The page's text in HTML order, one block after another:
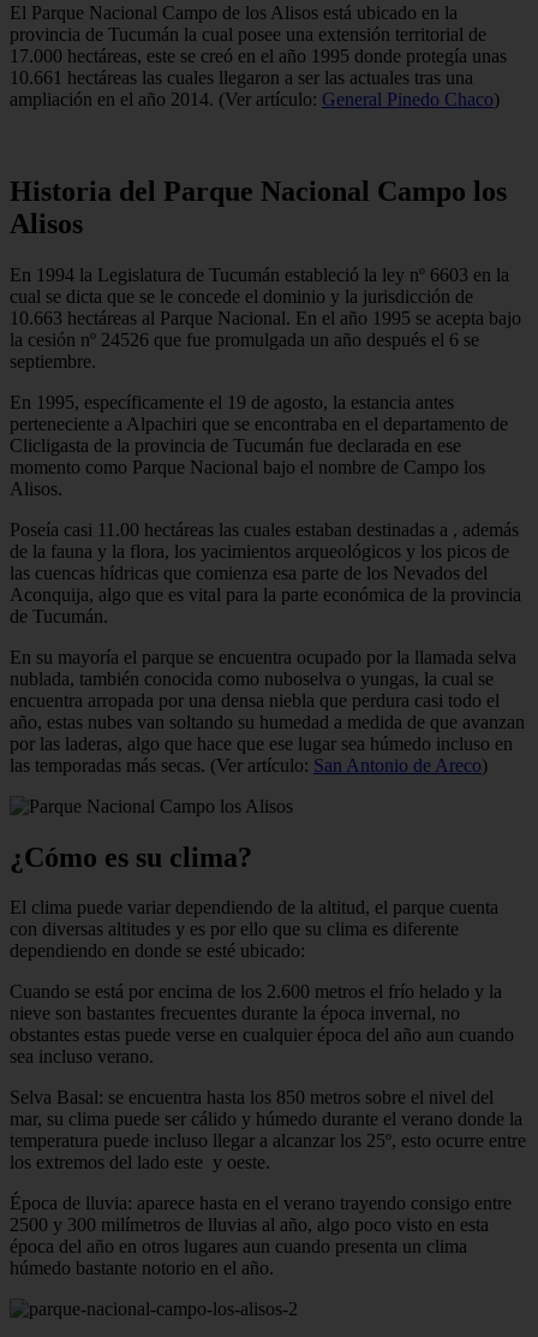
El Parque Nacional Campo de los Alisos está ubicado en la
provincia de Tucumán la cual posee una extensión territorial de
17.000 hectáreas, este se creó en el año 1995 donde protegía unas
10.661 hectáreas las cuales llegaron a ser las actuales tras una
ampliación en el año 2014. (Ver artículo: General Pinedo Chaco)
Historia del Parque Nacional Campo los
Alisos
En 1994 la Legislatura de Tucumán estableció la ley nº 6603 en la
cual se dicta que se le concede el dominio y la jurisdicción de
10.663 hectáreas al Parque Nacional. En el año 1995 se acepta bajo
la cesión nº 24526 que fue promulgada un año después el 6 se
septiembre.
En 1995, específicamente el 19 de agosto, la estancia antes
perteneciente a Alpachiri que se encontraba en el departamento de
Clicligasta de la provincia de Tucumán fue declarada en ese
momento como Parque Nacional bajo el nombre de Campo los
Alisos.
Poseía casi 11.00 hectáreas las cuales estaban destinadas a , además
de la fauna y la flora, los yacimientos arqueológicos y los picos de
las cuencas hídricas que comienza esa parte de los Nevados del
Aconquija, algo que es vital para la parte económica de la provincia
de Tucumán.
En su mayoría el parque se encuentra ocupado por la llamada selva
nublada, también conocida como nuboselva o yungas, la cual se
encuentra arropada por una densa niebla que perdura casi todo el
año, estas nubes van soltando su humedad a medida de que avanzan
por las laderas, algo que hace que ese lugar sea húmedo incluso en
las temporadas más secas. (Ver artículo: San Antonio de Areco)
¿Cómo es su clima?
El clima puede variar dependiendo de la altitud, el parque cuenta
con diversas altitudes y es por ello que su clima es diferente
dependiendo en donde se esté ubicado:
Cuando se está por encima de los 2.600 metros el frío helado y la
nieve son bastantes frecuentes durante la época invernal, no
obstantes estas puede verse en cualquier época del año aun cuando
sea incluso verano.
Selva Basal: se encuentra hasta los 850 metros sobre el nivel del
mar, su clima puede ser cálido y húmedo durante el verano donde la
temperatura puede incluso llegar a alcanzar los 25º, esto ocurre entre
los extremos del lado este y oeste.
Época de lluvia: aparece hasta en el verano trayendo consigo entre
2500 y 300 milímetros de lluvias al año, algo poco visto en esta
época del año en otros lugares aun cuando presenta un clima
húmedo bastante notorio en el año.